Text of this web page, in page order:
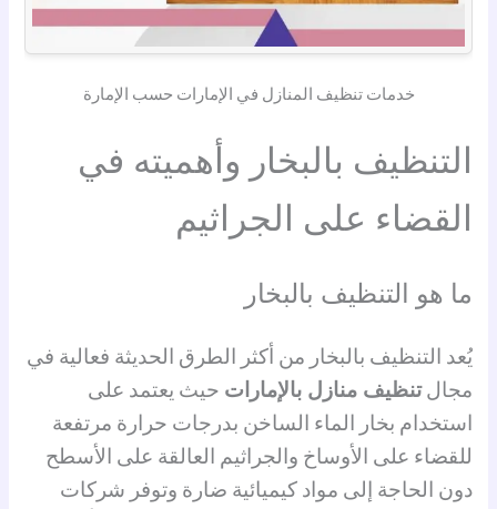
خدمات تنظيف المنازل في الإمارات حسب الإمارة
التنظيف بالبخار وأهميته في
القضاء على الجراثيم
ما هو التنظيف بالبخار
يُعد التنظيف بالبخار من أكثر الطرق الحديثة فعالية في
مجالتنظيف منازل بالإمارات حيث يعتمد على
استخدام بخار الماء الساخن بدرجات حرارة مرتفعة
للقضاء على الأوساخ والجراثيم العالقة على الأسطح
دون الحاجة إلى مواد كيميائية ضارة وتوفر شركات